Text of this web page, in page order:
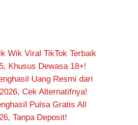
Wik Viral TikTok Terbaik
Khusus Dewasa 18+!
Uang Resmi dari
Cek Alternatifnya!
Pulsa Gratis All
Tanpa Deposit!